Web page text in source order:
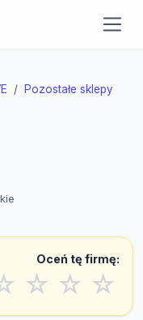
Pozostałe sklepy
Oceń tę firmę:
☆ ☆ ☆